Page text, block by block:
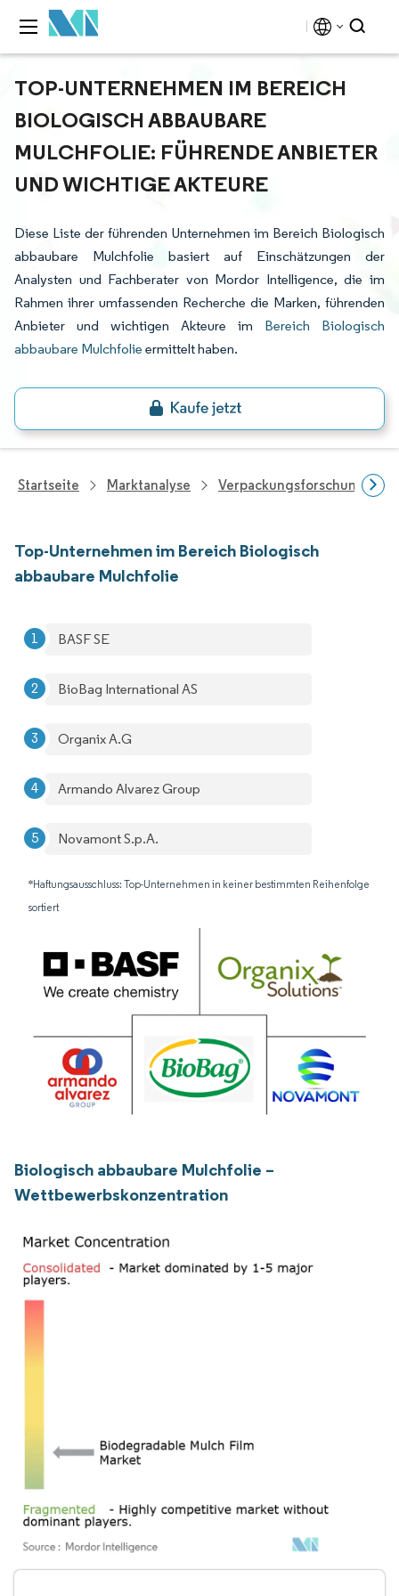
TOP-UNTERNEHMEN IM BEREICH
BIOLOGISCH ABBAUBARE
MULCHFOLIE: FÜHRENDE ANBIETER
UND WICHTIGE AKTEURE
Diese Liste der führenden Unternehmen im Bereich Biologisch
abbaubare Mulchfolie basiert auf Einschätzungen der
Analysten und Fachberater von Mordor Intelligence, die im
Rahmen ihrer umfassenden Recherche die Marken, führenden
Anbieter und wichtigen Akteure im Bereich Biologisch
abbaubare Mulchfolie ermittelt haben.
Startseite Marktanalyse Verpackungsforschung
Top-Unternehmen im Bereich Biologisch
abbaubare Mulchfolie
BASF SE
BioBag International AS
Organix A.G
Armando Alvarez Group
Novamont S.p.A.
*Haftungsausschluss: Top-Unternehmen in keiner bestimmten Reihenfolge
sortiert
Biologisch abbaubare Mulchfolie –
Wettbewerbskonzentration